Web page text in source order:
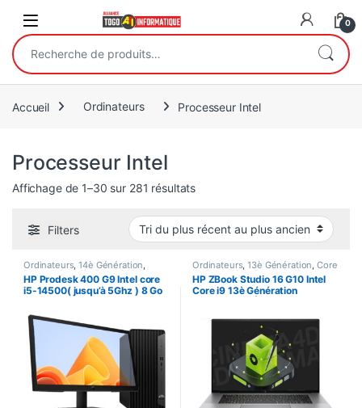
Open 0
Recherche pour :
Accueil Ordinateurs Processeur Intel
Processeur Intel
Affichage de 1–30 sur 281 résultatsTrié du plus récent au plus
Filters
Ordinateurs,14è Génération
Bureau Core i5, Ecran 22" , Format
Tour,Processeur Intel
HP Prodesk 400 G9 Intel core
i5-14500( jusqu’à 5Ghz ) 8 Go
Ecran HP SERIES 3PRO 322pv
Ordinateurs,13è Génération Core
i9, Ecran 16.1" Ecran tactile ,
Memoire Graphique dédié,
Portatifs ,Processeur Intel
HP ZBook Studio 16 G10 Intel
Core i9 13è Génération